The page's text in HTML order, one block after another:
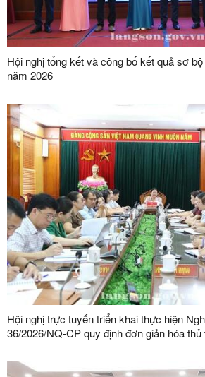
Hội nghị tổng kết và công bố kết quả sơ
năm 2026
Hội nghị trực tuyến triển khai thực hiện
36/2026/NQ-CP quy định đơn giản hóa